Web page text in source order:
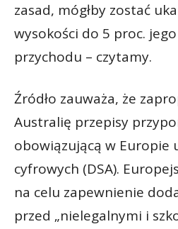
zasad, mógłby zostać
wysokości do 5 proc.
przychodu – czytamy.
Źródło zauważa, że
Australię przepisy
obowiązującą w Europie
cyfrowych (DSA).
na celu zapewnienie
przed „nielegalnymi i